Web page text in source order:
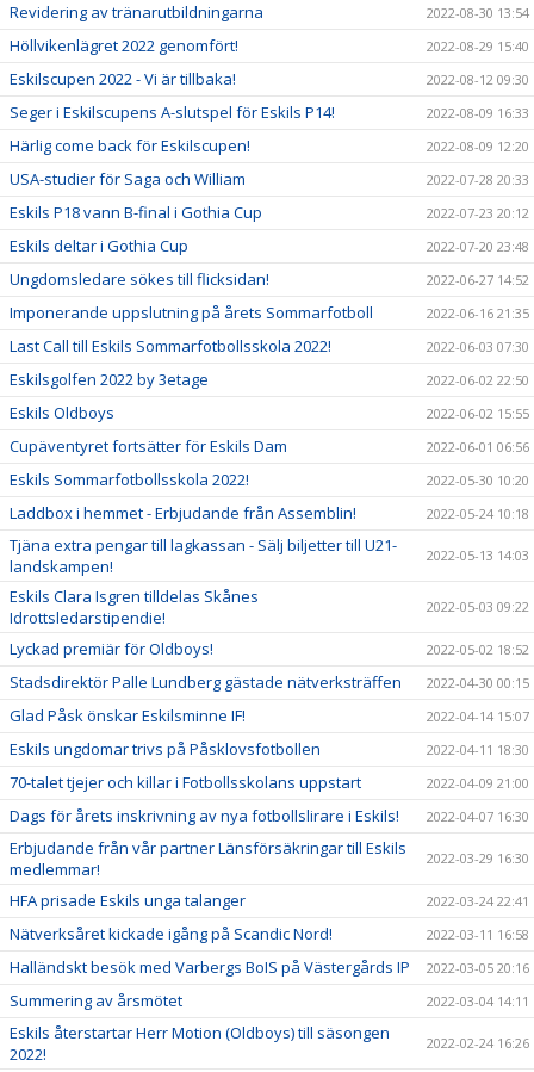
Revidering av tränarutbildningarna 2022-08-30 13:54
Höllvikenlägret 2022 genomfört! 2022-08-29 15:40
Eskilscupen 2022 - Vi är tillbaka! 2022-08-12 09:30
Seger i Eskilscupens A-slutspel för Eskils P14! 2022-08-09 16:33
Härlig come back för Eskilscupen! 2022-08-09 12:20
USA-studier för Saga och William 2022-07-28 20:33
Eskils P18 vann B-final i Gothia Cup 2022-07-23 20:12
Eskils deltar i Gothia Cup 2022-07-20 23:48
Ungdomsledare sökes till flicksidan! 2022-06-27 14:52
Imponerande uppslutning på årets Sommarfotboll 2022-06-16 21:35
Last Call till Eskils Sommarfotbollsskola 2022! 2022-06-03 07:30
Eskilsgolfen 2022 by 3etage 2022-06-02 22:50
Eskils Oldboys 2022-06-02 15:55
Cupäventyret fortsätter för Eskils Dam 2022-06-01 06:56
Eskils Sommarfotbollsskola 2022! 2022-05-30 10:20
Laddbox i hemmet - Erbjudande från Assemblin! 2022-05-24 10:18
Tjäna extra pengar till lagkassan - Sälj biljetter till U21-
landskampen!
2022-05-13 14:03
Eskils Clara Isgren tilldelas Skånes
Idrottsledarstipendie!
2022-05-03 09:22
Lyckad premiär för Oldboys! 2022-05-02 18:52
Stadsdirektör Palle Lundberg gästade nätverksträffen 2022-04-30 00:15
Glad Påsk önskar Eskilsminne IF! 2022-04-14 15:07
Eskils ungdomar trivs på Påsklovsfotbollen 2022-04-11 18:30
70-talet tjejer och killar i Fotbollsskolans uppstart 2022-04-09 21:00
Dags för årets inskrivning av nya fotbollslirare i Eskils! 2022-04-07 16:30
Erbjudande från vår partner Länsförsäkringar till Eskils
medlemmar!
2022-03-29 16:30
HFA prisade Eskils unga talanger 2022-03-24 22:41
Nätverksåret kickade igång på Scandic Nord! 2022-03-11 16:58
Halländskt besök med Varbergs BoIS på Västergårds IP 2022-03-05 20:16
Summering av årsmötet 2022-03-04 14:11
Eskils återstartar Herr Motion (Oldboys) till säsongen
2022!
2022-02-24 16:26